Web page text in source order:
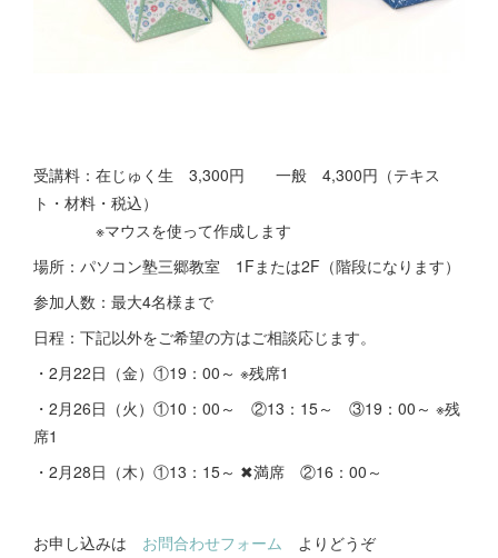
受講料：在じゅく生 3,300円 一般 4,300円（テキス
ト・材料・税込）
※マウスを使って作成します
場所：パソコン塾三郷教室 1Fまたは2F（階段になります）
参加人数：最大4名様まで
日程：下記以外をご希望の方はご相談応じます。
・2月22日（金）①19：00～ ※残席1
・2月26日（火）①10：00～ ②13：15～ ③19：00～ ※残
席1
・2月28日（木）①13：15～ ✖満席 ②16：00～
お申し込みは お問合わせフォーム よりどうぞ